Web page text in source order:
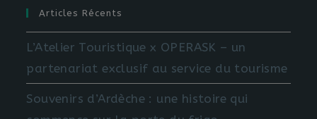
Articles Récents
L’Atelier Touristique x OPERASK – un
partenariat exclusif au service du tourisme
Souvenirs d’Ardèche : une histoire qui